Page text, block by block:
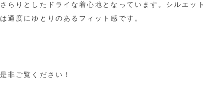
さらりとしたドライな着心地となっています。シルエット
は適度にゆとりのあるフィット感です。
是非ご覧ください！